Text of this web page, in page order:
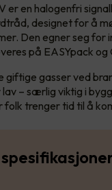
er en halogenfri
designet for å
Den egner seg for
på EASYpack og
giftige gasser ved
– særlig viktig i
trenger tid til å